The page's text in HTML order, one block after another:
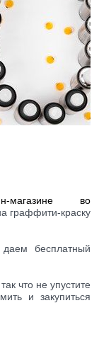
магазине во
граффити-краску
бесплатный
что не упустите
и закупиться